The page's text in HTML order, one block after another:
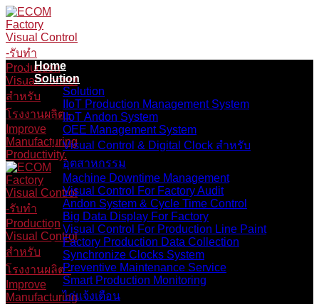
Skip
to
content
Home
Solution
Solution
IIoT Production Management System
IIoT Andon System
OEE Management System
Visual Control & Digital Clock สำหรับ
อุตสาหกรรม
Machine Downtime Management
Visual Control For Factory Audit
Andon System & Cycle Time Control
Big Data Display For Factory
Visual Control For Production Line Paint
Factory Production Data Collection
Synchronize Clocks System
Preventive Maintenance Service
Smart Production Monitoring
ไก่แจ้งเตือน